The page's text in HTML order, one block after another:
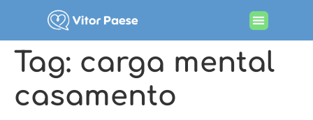
Tag: carga mental
casamento